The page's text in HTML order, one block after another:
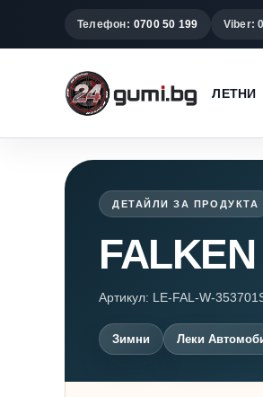
Телефон: 0700 50 199 Viber:
ЛЕТНИ
ДЕТАЙЛИ ЗА ПРОДУКТА
Артикул: LE-FAL-W-
Зимни Леки